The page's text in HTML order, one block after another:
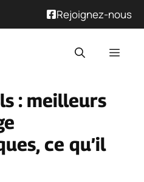
Rejoignez-nous
: meilleurs
ce qu’il